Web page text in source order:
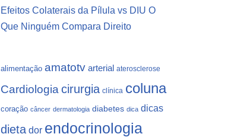
Efeitos Colaterais da Pílula vs DIU O
Que Ninguém Compara Direito
alimentação amatotv arterial aterosclerose
Cardiologia cirurgia clínica coluna
coração câncer dermatologia diabetes dica dicas
dieta dor endocrinologia